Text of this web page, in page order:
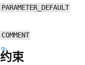
PARAMETER_DEFAULT
COMMENT
约束